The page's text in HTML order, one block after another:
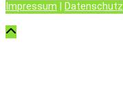
Impressum Datenschutz